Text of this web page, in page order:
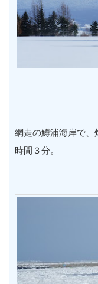
網走の鱒浦海岸で
時間３分。